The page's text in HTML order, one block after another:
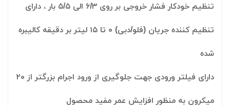
تنظیم خودکار فشار خروجی بر روی ۶/۳ الی ۵/۵ بار ، دارای
تنظیم کننده جریان (فلو/دبی) ۰ تا ۱۵ لیتر بر دقیقه کالیبره
شده
دارای فیلتر ورودی جهت جلوگیری از ورود اجرام بزرگتر از ۲۰
میکرون به منظور افزایش عمر مفید محصول